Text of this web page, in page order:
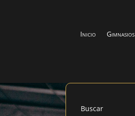
Inicio Gimnasios
Buscar